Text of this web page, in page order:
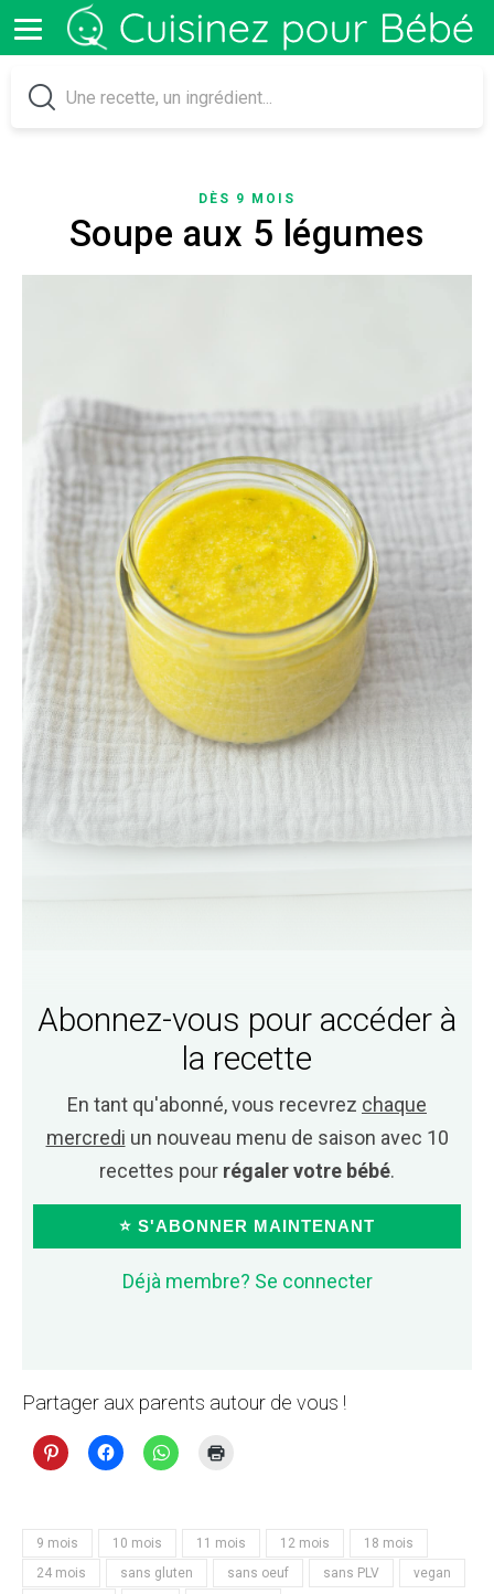
DÈS 9 MOIS
Soupe aux 5 légumes
Abonnez-vous pour accéder à
la recette
En tant qu'abonné, vous recevrez chaque
mercredi un nouveau menu de saison avec 10
recettes pour régaler votre bébé.
⭐ S'ABONNER MAINTENANT
Déjà membre? Se connecter
Partager aux parents autour de vous !
9 mois 10 mois 11 mois 12 mois
18 mois
24 mois
sans gluten sans oeuf sans PLV
vegan